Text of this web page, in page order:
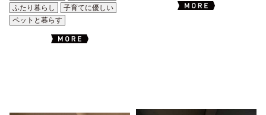
ふたり暮らし
子育てに優しい
ペットと暮らす